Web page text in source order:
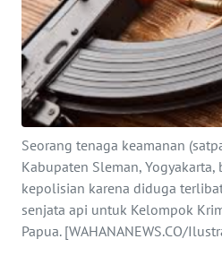
Seorang tenaga keamanan
Kabupaten Sleman, Yogyakarta,
kepolisian karena diduga
senjata api untuk Kelompok
Papua. [WAHANANEWS.CO/
KESEHATAN
INTERNASIONAL
SERBA-SERBI
PENDIDIKAN
OLAHRAGA